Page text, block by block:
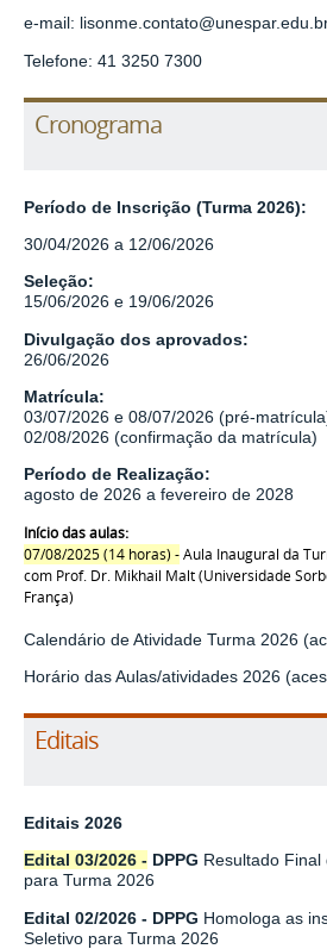
e-mail:
Telefone: 41 3250 7300
Cronograma
Período de Inscrição (Turma 2026):
30/04/2026 a 12/06/2026
Seleção:
15/06/2026 e 19/06/2026
Divulgação dos aprovados:
26/06/2026
Matrícula:
03/07/2026 e 08/07/2026 (pré-
02/08/2026 (confirmação da matrícula)
Período de Realização:
agosto de 2026 a fevereiro de 2028
Início das aulas:
07/08/2025 (14 horas) -Aula Inaugural da
com Prof. Dr. Mikhail Malt(Universidade
França)
Calendário de Atividade Turma 2026
Horário das Aulas/atividades 2026
Editais
Editais 2026
Edital 03/2026 - DPPG Resultado Final
para Turma 2026
Edital 02/2026 - DPPG Homologa as
Seletivo para Turma 2026